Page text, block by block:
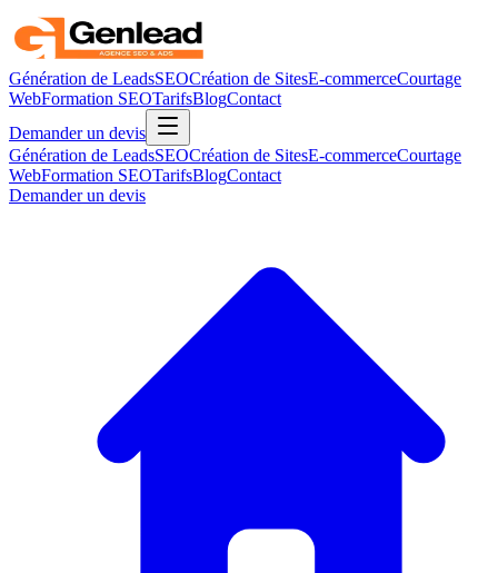
Génération de LeadsSEOCréation de SitesE-commerceCourtage
WebFormation SEOTarifsBlogContact
Demander un devis
Génération de LeadsSEOCréation de SitesE-commerceCourtage
WebFormation SEOTarifsBlogContact
Demander un devis